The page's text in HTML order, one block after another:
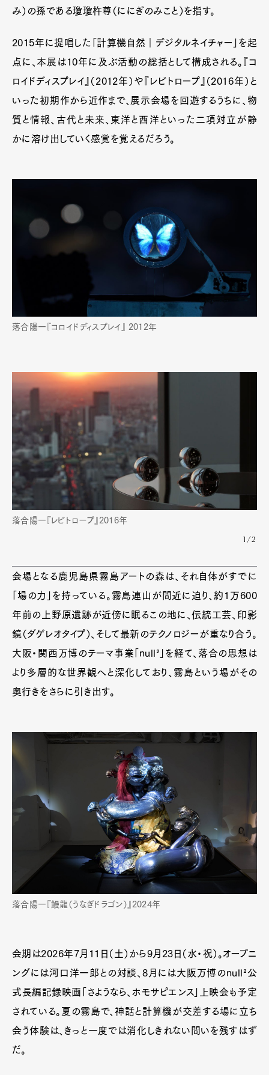
み）の孫である瓊瓊杵尊（ににぎのみこと）を指す。
2015年に提唱した「計算機自然｜デジタルネイチャー」を起
点に、本展は10年に及ぶ活動の総括として構成される。『コ
ロイドディスプレイ』（2012年）や『レビトロープ』（2016年）と
いった初期作から近作まで、展示会場を回遊するうちに、物
質と情報、古代と未来、東洋と西洋といった二項対立が静
かに溶け出していく感覚を覚えるだろう。
落合陽一『コロイドディスプレイ』 2012年
落合陽一『レビトロープ』2016年
1/2
会場となる鹿児島県霧島アートの森は、それ自体がすでに
「場の力」を持っている。霧島連山が間近に迫り、約1万600
年前の上野原遺跡が近傍に眠るこの地に、伝統工芸、印影
鏡（ダゲレオタイプ）、そして最新のテクノロジーが重なり合う。
大阪・関西万博のテーマ事業「null²」を経て、落合の思想は
より多層的な世界観へと深化しており、霧島という場がその
奥行きをさらに引き出す。
落合陽一『鰻⿓（うなぎドラゴン）』2024年
会期は2026年7月11日（土）から9月23日（水・祝）。オープニ
ングには河口洋一郎との対談、8月には大阪万博のnull²公
式長編記録映画「さようなら、ホモサピエンス」上映会も予定
されている。夏の霧島で、神話と計算機が交差する場に立ち
会う体験は、きっと一度では消化しきれない問いを残すはず
だ。